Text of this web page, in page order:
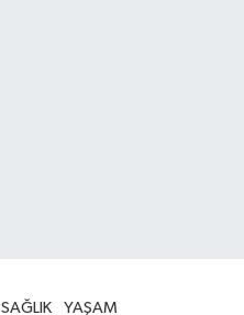
SAĞLIK YAŞAM